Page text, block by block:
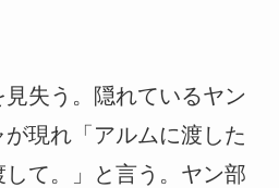
失う。隠れているヤン
現れ「アルムに渡した
て。」と言う。ヤン部